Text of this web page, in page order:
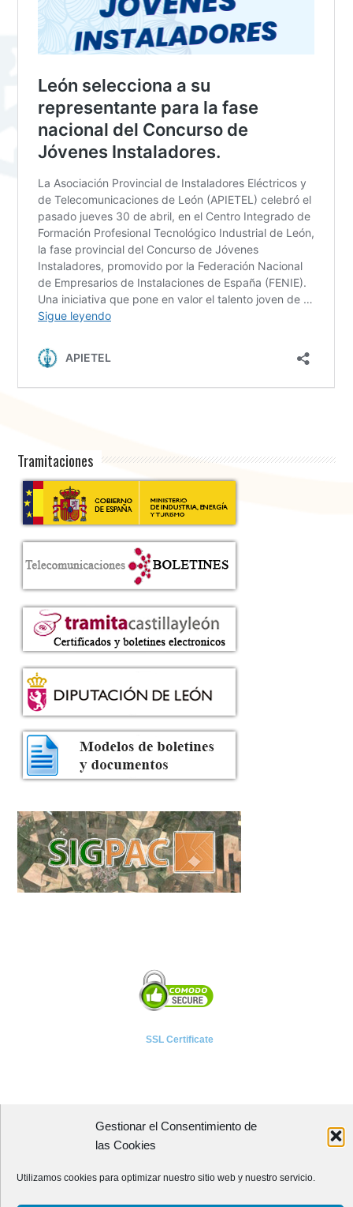
Gestionar el Consentimiento de
las Cookies
Utilizamos cookies para optimizar nuestro sitio web y nuestro servicio.
Tramitaciones
SSL Certificate
A P I E T E L